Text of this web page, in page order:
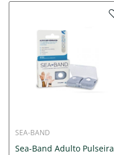
SEA-BAND
Sea-Band Adulto Pulseira